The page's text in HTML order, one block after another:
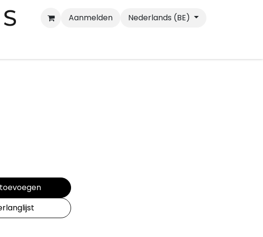
Aanmelden
Nederlands (BE)